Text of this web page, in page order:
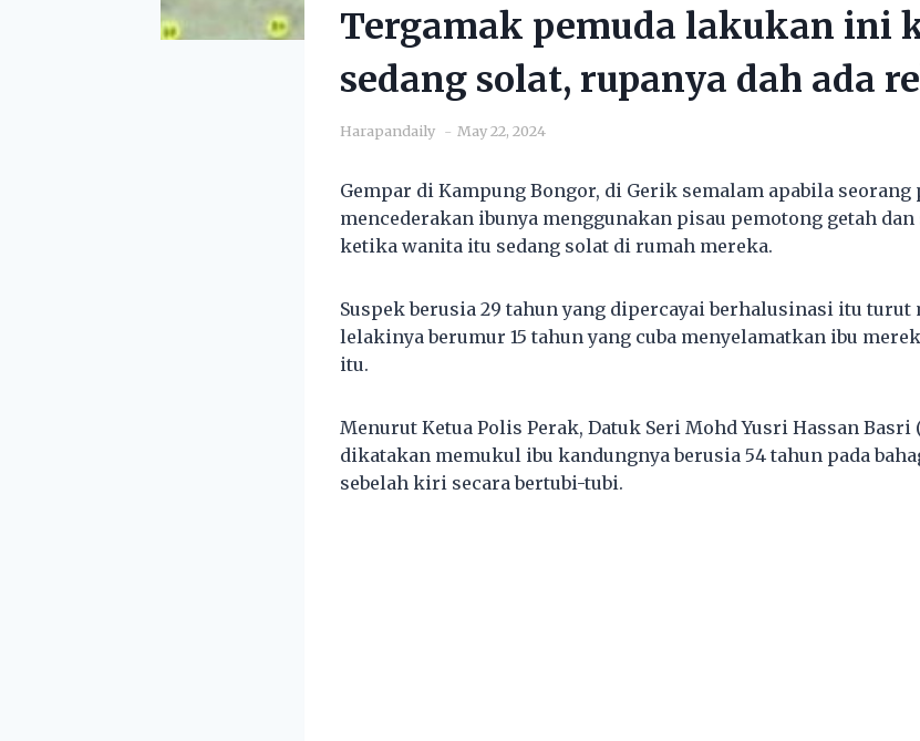
Tergamak pemuda lakukan ini
sedang solat, rupanya dah ada
Harapandaily May 22, 2024
Gempar di Kampung Bongor, di Gerik semalam apabila
mencederakan ibunya menggunakan pisau pemotong getah
ketika wanita itu sedang solat di rumah mereka.
Suspek berusia 29 tahun yang dipercayai berhalusinasi itu turut
lelakinya berumur 15 tahun yang cuba menyelamatkan ibu
itu.
Menurut Ketua Polis Perak, Datuk Seri Mohd Yusri Hassan Basri
dikatakan memukul ibu kandungnya berusia 54 tahun pada
sebelah kiri secara bertubi-tubi.